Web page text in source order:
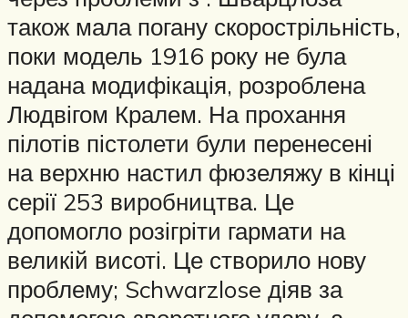
також мала погану скорострільність,
поки модель 1916 року не була
надана модифікація, розроблена
Людвігом Кралем. На прохання
пілотів пістолети були перенесені
на верхню настил фюзеляжу в кінці
серії 253 виробництва. Це
допомогло розігріти гармати на
великій висоті. Це створило нову
проблему; Schwarzlose діяв за